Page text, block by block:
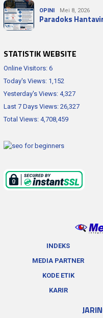
OPINI Mei 8, 2026
Paradoks
STATISTIK WEBSITE
Online Visitors: 6
Today's Views: 1,152
Yesterday's Views: 4,327
Last 7 Days Views: 26,327
Total Views: 4,708,459
INDEKS
MEDIA PARTNER
KODE ETIK
KARIR